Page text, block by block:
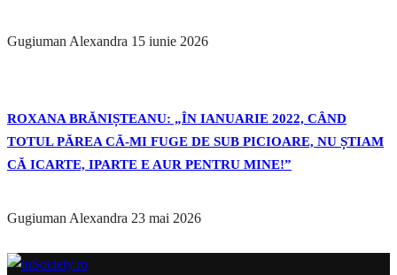
Gugiuman Alexandra 15 iunie 2026
ROXANA BRĂNIȘTEANU: „ÎN IANUARIE 2022, CÂND
TOTUL PĂREA CĂ-MI FUGE DE SUB PICIOARE, NU ȘTIAM
CĂ ICARTE, IPARTE E AUR PENTRU MINE!”
Gugiuman Alexandra 23 mai 2026